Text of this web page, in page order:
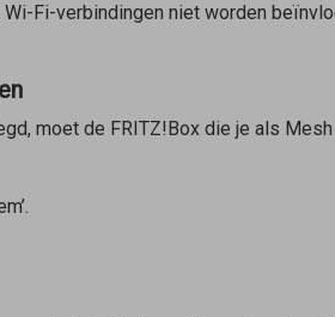
Fi-verbindingen niet worden
moet de FRITZ!Box die je als